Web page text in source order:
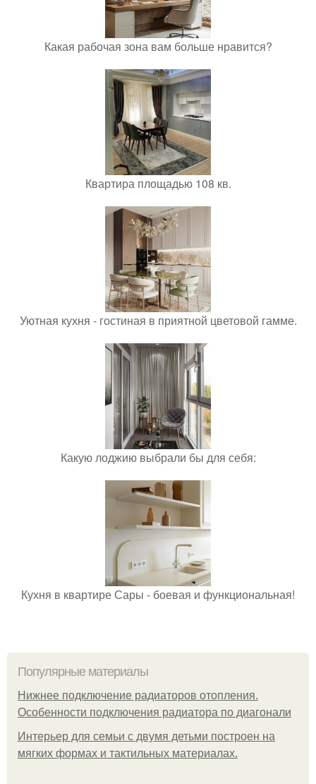
Какая рабочая зона вам больше нравится?
Квартира площадью 108 кв.
Уютная кухня - гостиная в приятной цветовой гамме.
Какую лоджию выбрали бы для себя:
Кухня в квартире Сары - боевая и функциональная!
Популярные материалы
Нижнее подключение радиаторов отопления.
Особенности подключения радиатора по диагонали
Интерьер для семьи с двумя детьми построен на
мягких формах и тактильных материалах.